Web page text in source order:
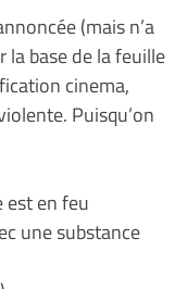
(mais n’a
la base de la feuille
cinema,
Puisqu’on
est en feu
une substance